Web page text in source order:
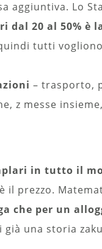
aggiuntiva. Lo
dal 20 al 50% è
tutti
– trasporto,
z messe
in tutto il
il prezzo.
che per un
una storia